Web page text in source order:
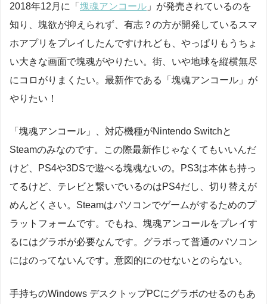
2018年12月に「塊魂アンコール 」が発売されているのを
知り、塊欲が抑えられず、有志？の方が開発しているスマ
ホアプリをプレイしたんですけれども、やっぱりもうちょ
い大きな画面で塊魂がやりたい。街、いや地球を縦横無尽
にコロがりまくたい。最新作である「塊魂アンコール」が
やりたい！
「塊魂アンコール」、対応機種がNintendo Switchと
Steamのみなのです。この際最新作じゃなくてもいいんだ
けど、PS4や3DSで遊べる塊魂ないの。PS3は本体も持っ
てるけど、テレビと繋いでいるのはPS4だし、切り替えが
めんどくさい。Steamはパソコンでゲームがするためのプ
ラットフォームです。でもね、塊魂アンコールをプレイす
るにはグラボが必要なんです。グラボって普通のパソコン
にはのってないんです。意図的にのせないとのらない。
手持ちのWindows デスクトップPCにグラボのせるのもあ